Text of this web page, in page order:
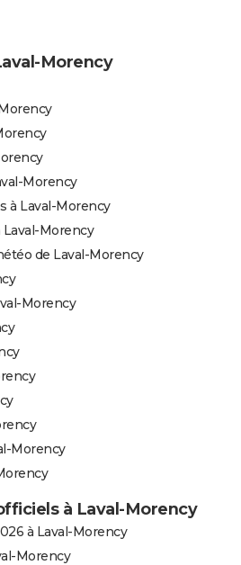
Morency
Morency
à Laval-Morency
Morency
de Laval-Morency
Morency
Morency
à Laval-Morency
à Laval-Morency
Morency